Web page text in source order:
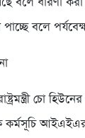
বলে
চো
কর্মসূচি